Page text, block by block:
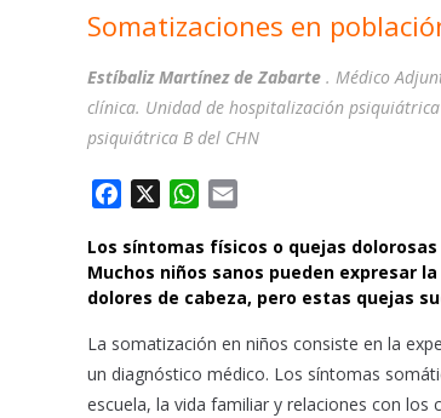
Somatizaciones en
Estíbaliz Martínez de Zabarte . Médico
clínica. Unidad de hospitalización psiquiátrica
psiquiátrica B del CHN
c
e
b
o
o
k
W
a
t
s
A
p
p
a
i
l
Los síntomas físicos o quejas
Muchos niños sanos pueden expresar
dolores de cabeza, pero estas quejas
La somatización en niños consiste en la
un diagnóstico médico. Los síntomas
escuela, la vida familiar y relaciones con los